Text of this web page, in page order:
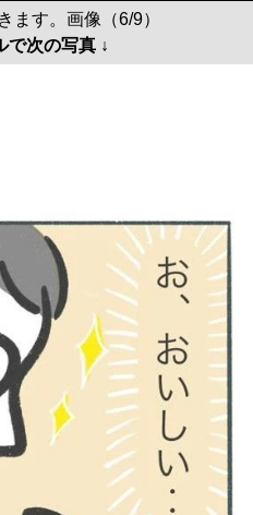
ます。画像（6/9）
で次の写真 ↓